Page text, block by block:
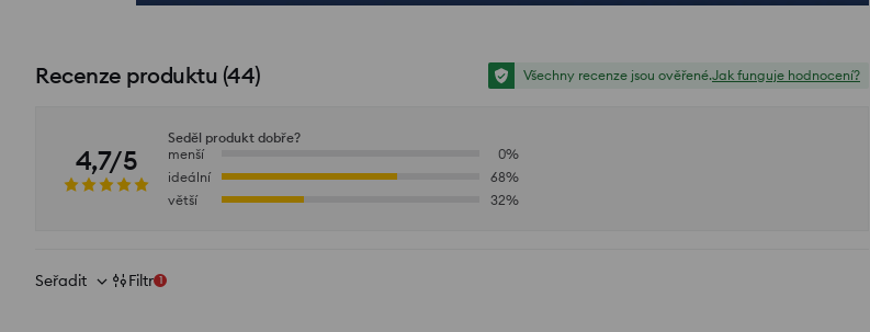
Recenze produktu (44) Všechny recenze jsou ověřené.Jak funguje hodnocení?
4,7/5
Seděl produkt dobře?
menší
0%
ideální
68%
větší
32%
Seřadit Filtr 1